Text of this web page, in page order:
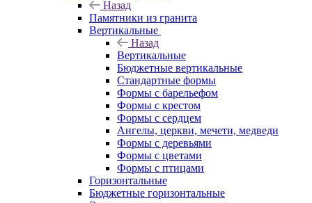
Назад
Памятники из гранита
Вертикальные
Назад
Вертикальные
Бюджетные вертикальные
Стандартные формы
Формы с барельефом
Формы с крестом
Формы с сердцем
Ангелы, церкви, мечети, медведи
Формы с деревьями
Формы с цветами
Формы с птицами
Горизонтальные
Бюджетные горизонтальные